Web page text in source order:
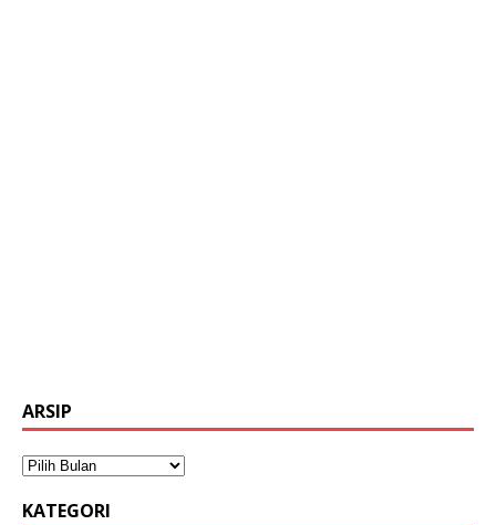
ARSIP
KATEGORI